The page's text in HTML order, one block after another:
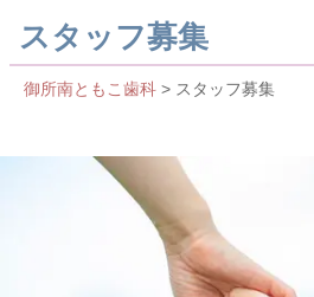
スタッフ募集
御所南ともこ歯科 > スタッフ募集